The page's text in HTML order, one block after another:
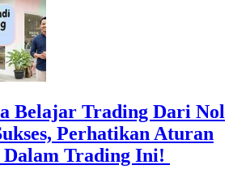
Belajar Trading Dari Nol
Perhatikan Aturan
Dalam Trading Ini!